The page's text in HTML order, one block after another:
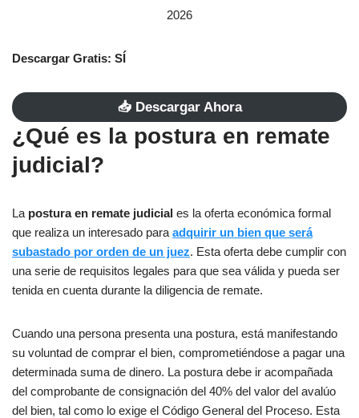
2026
Descargar Gratis: SÍ
📥​ Descargar Ahora
¿Qué es la postura en remate
judicial?
La postura en remate judicial es la oferta económica formal
que realiza un interesado para adquirir un bien que será
subastado por orden de un juez. Esta oferta debe cumplir con
una serie de requisitos legales para que sea válida y pueda ser
tenida en cuenta durante la diligencia de remate.
Cuando una persona presenta una postura, está manifestando
su voluntad de comprar el bien, comprometiéndose a pagar una
determinada suma de dinero. La postura debe ir acompañada
del comprobante de consignación del 40% del valor del avalúo
del bien, tal como lo exige el Código General del Proceso. Esta